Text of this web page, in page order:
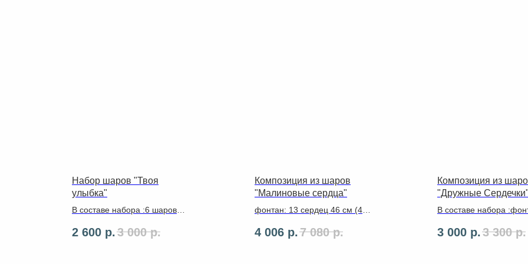
Набор шаров "Твоя
улыбка"
В составе набора :6 шаров
,ленты ,грузики .
2 600 р.3 000 р.
Композиция из шаров
"Малиновые сердца"
фонтан: 13 сердец 46 см (4
фуксия), бантик. 2 цифры
4 006 р.7 080 р.
Композиция из
"Дружные Сердечки"
В составе набора
бежевых, 2
3 000 р.3 300 р.